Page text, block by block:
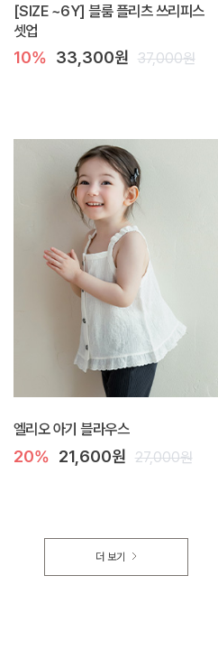
[SIZE ~6Y] 블룸 플리츠 쓰리피스
셋업
10% 33,300원 37,000원
엘리오 아기 블라우스
20% 21,600원 27,000원
더 보기